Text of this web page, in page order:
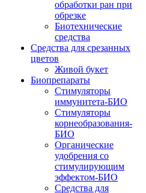
обработки ран при
обрезке
Биотехнические
средства
Средства для срезанных
цветов
Живой букет
Биопрепараты
Стимуляторы
иммунитета-БИО
Стимуляторы
корнеобразования-
БИО
Органические
удобрения со
стимулирующим
эффектом-БИО
Средства для